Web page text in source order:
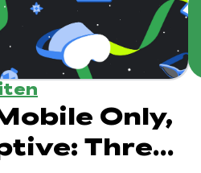
Only,
Three